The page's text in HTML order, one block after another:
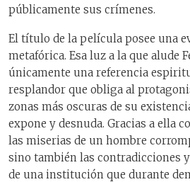
públicamente sus crímenes.
El título de la película posee una
metafórica. Esa luz a la que alude
únicamente una referencia
resplandor que obliga al
zonas más oscuras de su
expone y desnuda. Gracias a ella
las miserias de un hombre
sino también las contradicciones
de una institución que durante